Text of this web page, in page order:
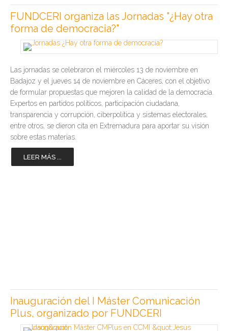
FUNDCERI organiza las Jornadas "¿Hay otra
forma de democracia?"
Las jornadas se celebraron el miércoles 13 de noviembre en
Badajoz y el jueves 14 de noviembre en Cáceres, con el objetivo
de formular propuestas que mejoren la calidad de la democracia.
Expertos en partidos políticos, participación ciudadana,
transparencia y corrupción, ciberpolítica y sistemas electorales,
entre otros, se dieron cita en Extremadura para aportar su visión
sobre estas materias.
LEER MÁS ...
Inauguración del I Máster Comunicación
Plus, organizado por FUNDCERI